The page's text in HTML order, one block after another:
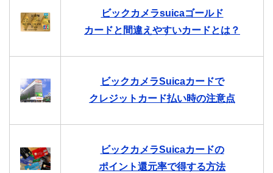
ビックカメラsuicaゴールド
カードと間違えやすいカードとは？
ビックカメラSuicaカードで
クレジットカード払い時の注意点
ビックカメラSuicaカードの
ポイント還元率で得する方法